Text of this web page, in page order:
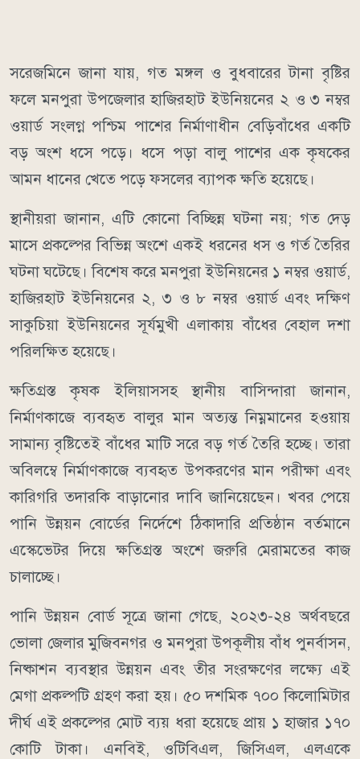
সরেজমিনে জানা যায়, গত মঙ্গল ও বুধবারের টানা বৃষ্টির
ফলে মনপুরা উপজেলার হাজিরহাট ইউনিয়নের ২ ও ৩ নম্বর
ওয়ার্ড সংলগ্ন পশ্চিম পাশের নির্মাণাধীন বেড়িবাঁধের একটি
বড় অংশ ধসে পড়ে। ধসে পড়া বালু পাশের এক কৃষকের
আমন ধানের খেতে পড়ে ফসলের ব্যাপক ক্ষতি হয়েছে।
স্থানীয়রা জানান, এটি কোনো বিচ্ছিন্ন ঘটনা নয়; গত দেড়
মাসে প্রকল্পের বিভিন্ন অংশে একই ধরনের ধস ও গর্ত তৈরির
ঘটনা ঘটেছে। বিশেষ করে মনপুরা ইউনিয়নের ১ নম্বর ওয়ার্ড,
হাজিরহাট ইউনিয়নের ২, ৩ ও ৮ নম্বর ওয়ার্ড এবং দক্ষিণ
সাকুচিয়া ইউনিয়নের সূর্যমুখী এলাকায় বাঁধের বেহাল দশা
পরিলক্ষিত হয়েছে।
ক্ষতিগ্রস্ত কৃষক ইলিয়াসসহ স্থানীয় বাসিন্দারা জানান,
নির্মাণকাজে ব্যবহৃত বালুর মান অত্যন্ত নিম্নমানের হওয়ায়
সামান্য বৃষ্টিতেই বাঁধের মাটি সরে বড় গর্ত তৈরি হচ্ছে। তারা
অবিলম্বে নির্মাণকাজে ব্যবহৃত উপকরণের মান পরীক্ষা এবং
কারিগরি তদারকি বাড়ানোর দাবি জানিয়েছেন। খবর পেয়ে
পানি উন্নয়ন বোর্ডের নির্দেশে ঠিকাদারি প্রতিষ্ঠান বর্তমানে
এস্কেভেটর দিয়ে ক্ষতিগ্রস্ত অংশে জরুরি মেরামতের কাজ
চালাচ্ছে।
পানি উন্নয়ন বোর্ড সূত্রে জানা গেছে, ২০২৩-২৪ অর্থবছরে
ভোলা জেলার মুজিবনগর ও মনপুরা উপকূলীয় বাঁধ পুনর্বাসন,
নিষ্কাশন ব্যবস্থার উন্নয়ন এবং তীর সংরক্ষণের লক্ষ্যে এই
মেগা প্রকল্পটি গ্রহণ করা হয়। ৫০ দশমিক ৭০০ কিলোমিটার
দীর্ঘ এই প্রকল্পের মোট ব্যয় ধরা হয়েছে প্রায় ১ হাজার ১৭০
কোটি টাকা। এনবিই, ওটিবিএল, জিসিএল, এলএকে